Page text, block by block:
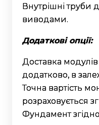
Внутрішні труби
виводами.
Додаткові опції:
Доставка
додатково, в
Точна вартість
розраховується
Фундамент